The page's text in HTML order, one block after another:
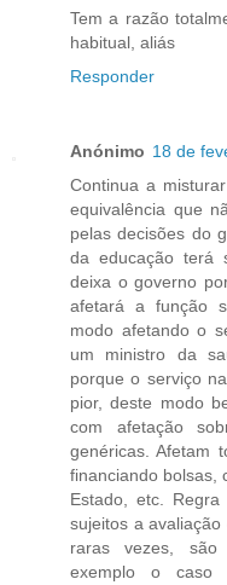
Tem a razão
habitual, aliás
Responder
Anónimo 18 de
Continua a
equivalência que
pelas decisões do
da educação terá
deixa o governo
afetará a função
modo afetando o
um ministro da
porque o serviço
pior, deste modo
com afetação
genéricas. Afetam
financiando bolsas,
Estado, etc.
sujeitos a
raras vezes, são
exemplo o caso